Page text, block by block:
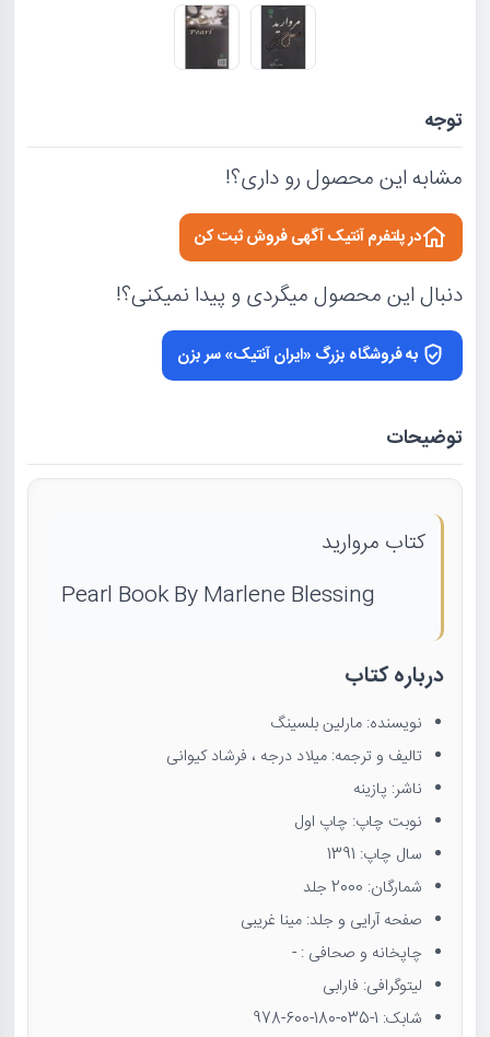
توجه
مشابه این محصول رو داری؟!
در پلتفرم آنتیک آگهی فروش ثبت کن
دنبال این محصول میگردی و پیدا نمیکنی؟!
به فروشگاه بزرگ «ایران آنتیک» سر بزن
توضیحات
کتاب مروارید
Pearl Book By Marlene Blessing
درباره کتاب
نویسنده: مارلین بلسینگ
تالیف و ترجمه: میلاد درجه ، فرشاد کیوانی
ناشر: پازینه
نوبت چاپ: چاپ اول
سال چاپ: 1391
شمارگان: 2000 جلد
صفحه آرایی و جلد: مینا غریبی
چاپخانه و صحافی : -
لیتوگرافی: فارابی
شابک: 1-035-180-600-978